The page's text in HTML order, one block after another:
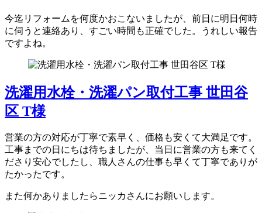
今迄リフォームを何度かおこないましたが、前日に明日何時
に伺うと連絡あり、すごい時間も正確でした。うれしい報告
ですよね。
洗濯用水栓・洗濯パン取付工事 世田谷
区 T様
営業の方の対応が丁寧で素早く、価格も安くて大満足です。
工事までの日にちは待ちましたが、当日に営業の方も来てく
ださり安心でしたし、職人さんの仕事も早くて丁寧でありが
たかったです。
また何かありましたらニッカさんにお願いします。